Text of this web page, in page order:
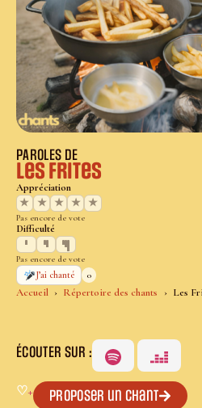
Accueil Répertoire des chants Les
PAROLES DE
Les Frites
Appréciation
★
★ ★ ★ ★
Pas encore de vote
Difficulté
Pas encore de vote
J’ai chanté
0
ÉCOUTER SUR :
♡+ Proposer un chant